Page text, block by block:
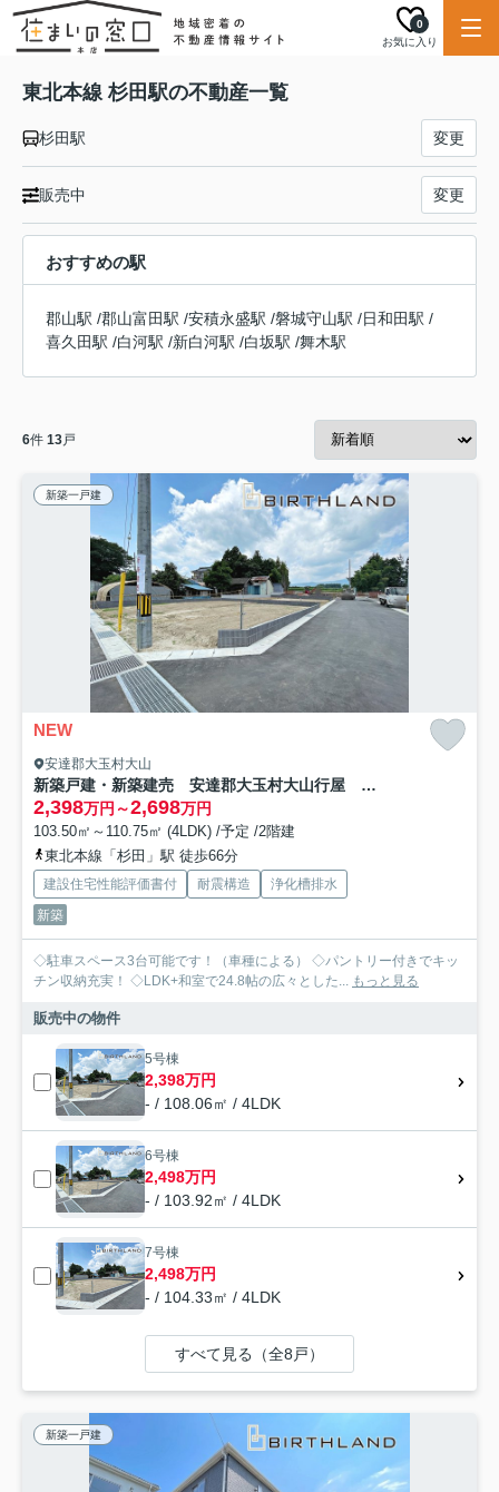
お気に入り
0
東北本線 杉田駅の不動産一覧
杉田駅 変更
販売中 変更
おすすめの駅
郡山駅 /郡山富田駅 /安積永盛駅 /磐城守山駅 /日和田駅 /
喜久田駅 /白河駅 /新白河駅 /白坂駅 /舞木駅
6件 13戸
新築一戸建
NEW
安達郡大玉村大山
新築戸建・新築建売 安達郡大玉村大山行屋 大山小・大玉中
2,398万円～2,698万円
103.50㎡～110.75㎡ (4LDK) /予定 /2階建
東北本線「杉田」駅 徒歩66分
建設住宅性能評価書付 耐震構造
浄化槽排水
新築
◇駐車スペース3台可能です！（車種による） ◇パントリー付きでキッ
チン収納充実！ ◇LDK+和室で24.8帖の広々とした... もっと見る
販売中の物件
5号棟
2,398万円
- / 108.06㎡ / 4LDK
6号棟
2,498万円
- / 103.92㎡ / 4LDK
7号棟
2,498万円
- / 104.33㎡ / 4LDK
すべて見る（全8戸）
新築一戸建